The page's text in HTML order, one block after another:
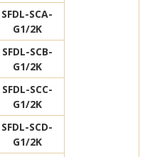
SFDL-SCA-
G1/2K
SFDL-SCB-
G1/2K
SFDL-SCC-
G1/2K
SFDL-SCD-
G1/2K